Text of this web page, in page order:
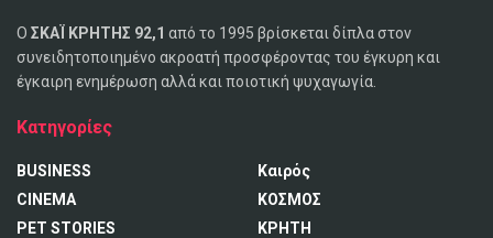
Ο ΣΚΑΪ ΚΡΗΤΗΣ 92,1 από το 1995 βρίσκεται δίπλα στον
συνειδητοποιημένο ακροατή προσφέροντας του έγκυρη και
έγκαιρη ενημέρωση αλλά και ποιοτική ψυχαγωγία.
Κατηγορίες
BUSINESS
CINEMA
PET STORIES
Καιρός
ΚΟΣΜΟΣ
ΚΡΗΤΗ